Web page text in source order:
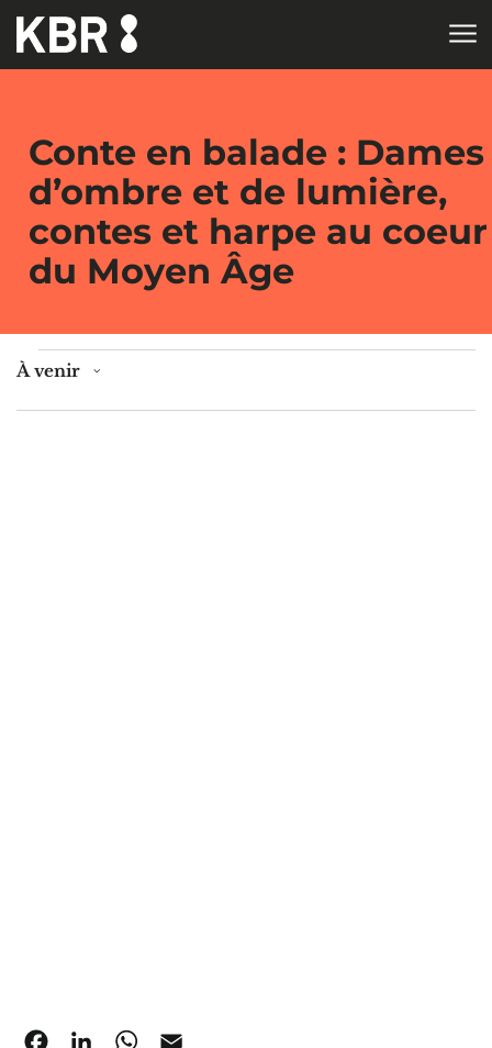
Aller au contenu
Conte en balade : Dames
d’ombre et de lumière,
contes et harpe au coeur
du Moyen Âge
Évènements
À venir
FacebookLinkedInWhatsApp